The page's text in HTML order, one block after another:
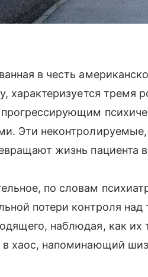
в честь
характеризуется
Эти
жизнь пациента
по словам
потери контроля
наблюдая, как их
в хаос, напоминающий